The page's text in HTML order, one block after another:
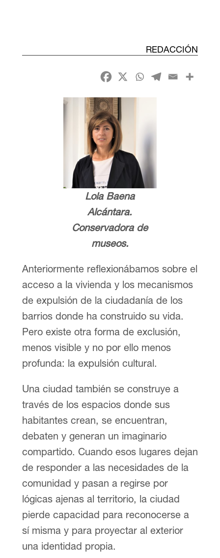
REDACCIÓN
Lola Baena
Alcántara.
Conservadora de
museos.
Anteriormente reflexionábamos sobre el
acceso a la vivienda y los mecanismos
de expulsión de la ciudadanía de los
barrios donde ha construido su vida.
Pero existe otra forma de exclusión,
menos visible y no por ello menos
profunda: la expulsión cultural.
Una ciudad también se construye a
través de los espacios donde sus
habitantes crean, se encuentran,
debaten y generan un imaginario
compartido. Cuando esos lugares dejan
de responder a las necesidades de la
comunidad y pasan a regirse por
lógicas ajenas al territorio, la ciudad
pierde capacidad para reconocerse a
sí misma y para proyectar al exterior
una identidad propia.